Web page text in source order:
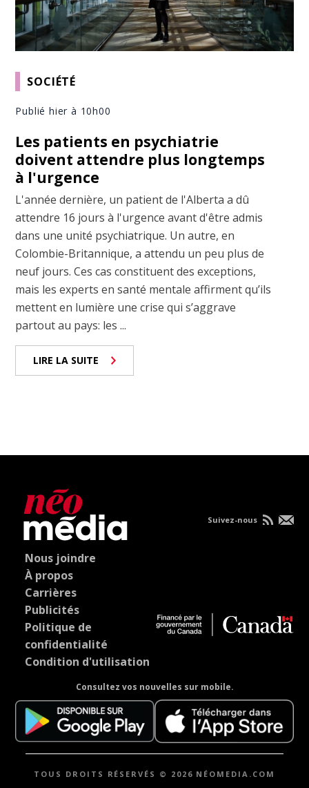
SOCIÉTÉ
Publié hier à 10h00
Les patients en psychiatrie
doivent attendre plus longtemps
à l'urgence
L'année dernière, un patient de l'Alberta a dû
attendre 16 jours à l'urgence avant d'être admis
dans une unité psychiatrique. Un autre, en
Colombie-Britannique, a attendu un peu plus de
neuf jours. Ces cas constituent des exceptions,
mais les experts en santé mentale affirment qu’ils
mettent en lumière une crise qui s’aggrave
partout au pays: les ...
LIRE LA SUITE
Nous joindre
À propos
Carrières
Publicités
Politique de
confidentialité
Condition d'utilisation
Consultez vos nouvelles sur mobile.
Suivez-nous
TOUS DROITS RÉSERVÉS © 2026 NÉOMEDIA.COM